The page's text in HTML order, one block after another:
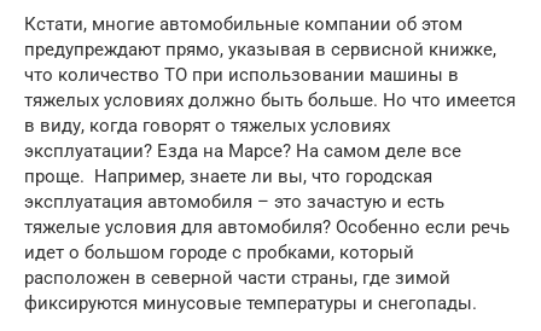
Кстати, многие автомобильные компании об этом
предупреждают прямо, указывая в сервисной книжке,
что количество ТО при использовании машины в
тяжелых условиях должно быть больше. Но что имеется
в виду, когда говорят о тяжелых условиях
эксплуатации? Езда на Марсе? На самом деле все
проще. Например, знаете ли вы, что городская
эксплуатация автомобиля – это зачастую и есть
тяжелые условия для автомобиля? Особенно если речь
идет о большом городе с пробками, который
расположен в северной части страны, где зимой
фиксируются минусовые температуры и снегопады.